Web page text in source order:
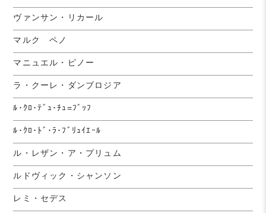
ヴァンサン・リカール
マルク ペノ
マニュエル・ピノー
ラ・クーレ・ダンブロジア
ﾙ･ｸﾛ･ﾃﾞｭ･ﾁｭ=ﾌﾞｯﾌ
ﾙ･ｸﾛ･ﾄﾞ･ﾗ･ﾌﾞﾘｭｲｴｰﾙ
ル・レザン・ア・プリュム
ルドヴィック・シャンソン
レミ・セデス